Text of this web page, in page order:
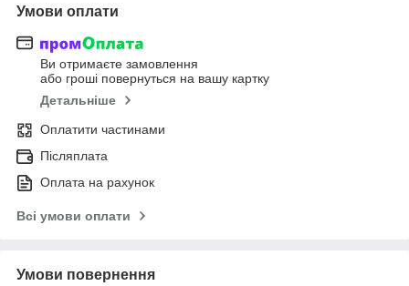
Умови оплати
Ви отримаєте замовлення
або гроші повернуться на вашу картку
Детальніше
Оплатити частинами
Післяплата
Оплата на рахунок
Всі умови оплати
Умови повернення